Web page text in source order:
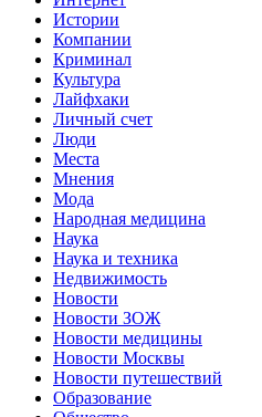
Истории
Компании
Криминал
Культура
Лайфхаки
Личный счет
Люди
Места
Мнения
Мода
Народная медицина
Наука
Наука и техника
Недвижимость
Новости
Новости ЗОЖ
Новости медицины
Новости Москвы
Новости путешествий
Образование